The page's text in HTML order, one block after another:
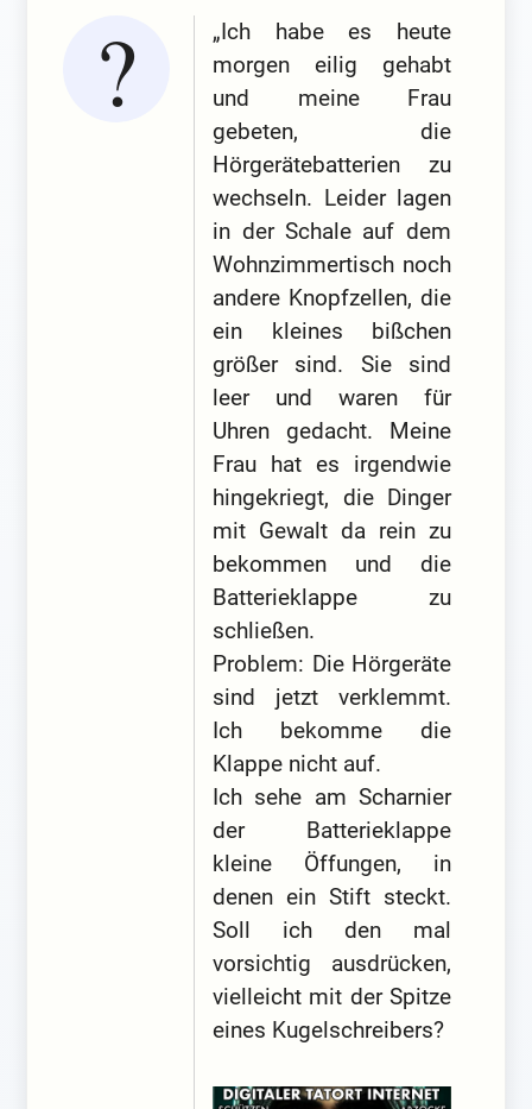
„Ich habe es heute
morgen eilig gehabt
und meine Frau
gebeten, die
Hörgerätebatterien zu
wechseln. Leider lagen
in der Schale auf dem
Wohnzimmertisch noch
andere Knopfzellen, die
ein kleines bißchen
größer sind. Sie sind
leer und waren für
Uhren gedacht. Meine
Frau hat es irgendwie
hingekriegt, die Dinger
mit Gewalt da rein zu
bekommen und die
Batterieklappe zu
schließen.
Problem: Die Hörgeräte
sind jetzt verklemmt.
Ich bekomme die
Klappe nicht auf.
Ich sehe am Scharnier
der Batterieklappe
kleine Öffungen, in
denen ein Stift steckt.
Soll ich den mal
vorsichtig ausdrücken,
vielleicht mit der Spitze
eines Kugelschreibers?